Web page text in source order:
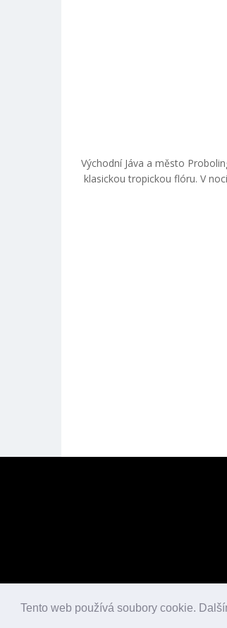
Tento web používá soubory cookie.
Východní Jáva a město
klasickou tropickou flóru. V